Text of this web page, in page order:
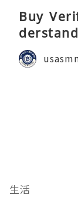
Buy
d Safer
生活